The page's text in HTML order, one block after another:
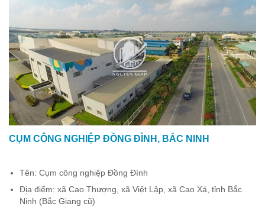
CỤM CÔNG NGHIỆP ĐỒNG ĐÌNH, BẮC NINH
Tên: Cụm công nghiệp Đồng Đình
Địa điểm: xã Cao Thượng, xã Việt Lập, xã Cao Xá, tỉnh Bắc
Ninh (Bắc Giang cũ)